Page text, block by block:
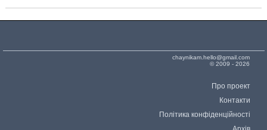
chaynikam.hello@gmail.com
© 2009 - 2026
Про проект
Контакти
Політика конфіденційності